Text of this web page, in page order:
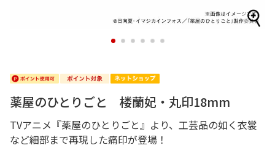
1 2 3 4 5 6
薬屋のひとりごと 楼蘭妃・丸印18mm
TVアニメ『薬屋のひとりごと』より、工芸品の如く衣裳
など細部まで再現した痛印が登場！